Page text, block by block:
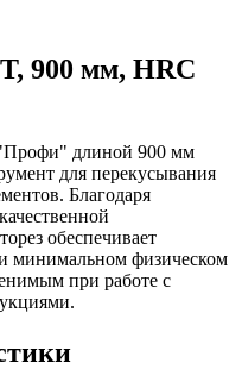
900 мм, HRC
длиной 900 мм
для перекусывания
Благодаря
обеспечивает
минимальном физическом
при работе с